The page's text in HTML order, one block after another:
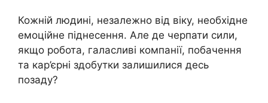
Кожній людині, незалежно від віку, необхідне
емоційне піднесення. Але де черпати сили,
якщо робота, галасливі компанії, побачення
та кар’єрні здобутки залишилися десь
позаду?